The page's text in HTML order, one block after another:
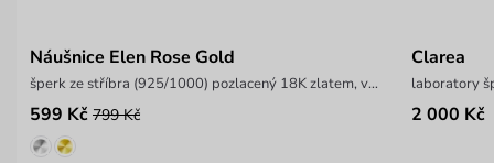
Náušnice Elen Rose Gold
šperk ze stříbra (925/1000) pozlacený 18K zlatem, váha 1,9 g
599 Kč 799 Kč
Clarea
laboratory
2 000 Kč